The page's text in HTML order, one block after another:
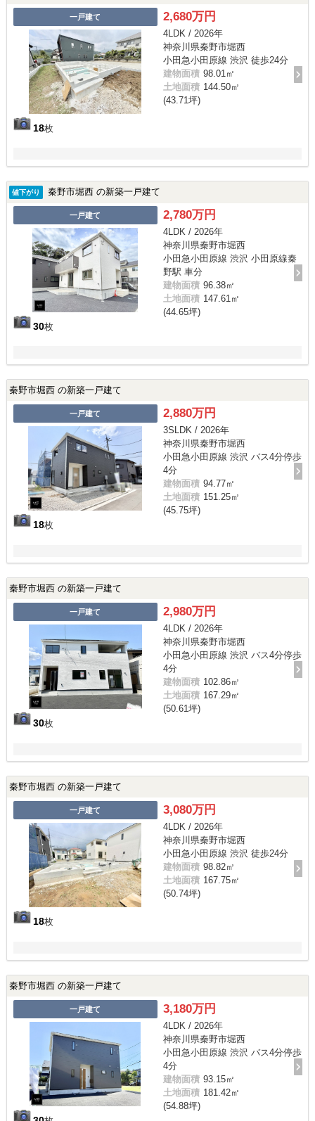
一戸建て
18枚
2,680万円
4LDK / 2026年
神奈川県秦野市堀西
小田急小田原線 渋沢 徒歩24分
建物面積 98.01㎡
土地面積 144.50㎡
(43.71坪)
値下がり 秦野市堀西 の新築一戸建て
一戸建て
30枚
2,780万円
4LDK / 2026年
神奈川県秦野市堀西
小田急小田原線 渋沢 小田原線秦
野駅 車分
建物面積 96.38㎡
土地面積 147.61㎡
(44.65坪)
秦野市堀西 の新築一戸建て
一戸建て
18枚
2,880万円
3SLDK / 2026年
神奈川県秦野市堀西
小田急小田原線 渋沢 バス4分停歩
4分
建物面積 94.77㎡
土地面積 151.25㎡
(45.75坪)
秦野市堀西 の新築一戸建て
一戸建て
30枚
2,980万円
4LDK / 2026年
神奈川県秦野市堀西
小田急小田原線 渋沢 バス4分停歩
4分
建物面積 102.86㎡
土地面積 167.29㎡
(50.61坪)
秦野市堀西 の新築一戸建て
一戸建て
18枚
3,080万円
4LDK / 2026年
神奈川県秦野市堀西
小田急小田原線 渋沢 徒歩24分
建物面積 98.82㎡
土地面積 167.75㎡
(50.74坪)
秦野市堀西 の新築一戸建て
一戸建て 3,180万円
4LDK / 2026年
神奈川県秦野市堀西
小田急小田原線 渋沢 バス4分停歩
4分
建物面積 93.15㎡
土地面積 181.42㎡
(54.88坪)